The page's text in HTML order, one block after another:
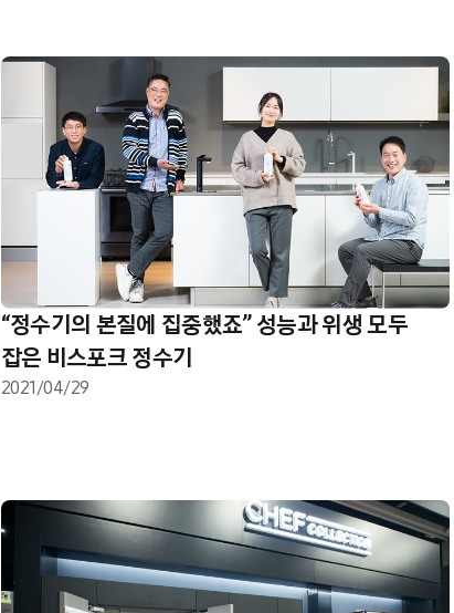
“정수기의 본질에 집중했죠” 성능과 위생 모두
잡은 비스포크 정수기
2021/04/29